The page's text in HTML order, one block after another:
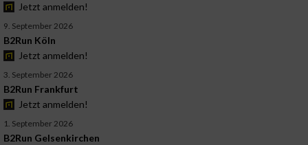
Jetzt anmelden!
9. September 2026
B2Run Köln
Jetzt anmelden!
3. September 2026
B2Run Frankfurt
Jetzt anmelden!
1. September 2026
B2Run Gelsenkirchen